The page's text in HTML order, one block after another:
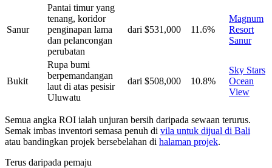
Sanur
Pantai timur yang
tenang, koridor
penginapan lama
dan pelancongan
perubatan
dari $531,000 11.6%
Magnum
Resort
Sanur
Bukit
Rupa bumi
berpemandangan
laut di atas pesisir
Uluwatu
dari $508,000 10.8%
Sky Stars
Ocean
View
Semua angka ROI ialah unjuran bersih daripada sewaan terurus.
Semak imbas inventori semasa penuh di vila untuk dijual di Bali
atau bandingkan projek bersebelahan di halaman projek.
Terus daripada pemaju